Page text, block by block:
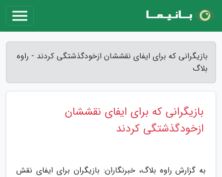
بازیگرانی که برای ایفای نقششان ازخودگذشتگی کردند - راوه
بلاگ
بازیگرانی که برای ایفای نقششان
ازخودگذشتگی کردند
به گزارش راوه بلاگ، خبرنگاران: بازیگران برای ایفای نقش